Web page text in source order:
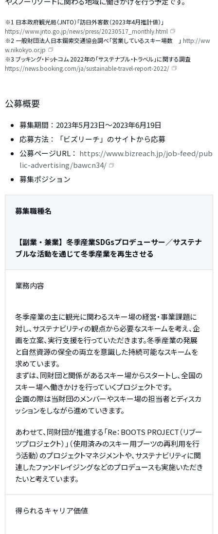
※1 日本政府観光局（JNTO）「訪日外客数（2023年4月推計値）」
https://www.jnto.go.jp/news/press/20230517_monthly.html
※2 一般財団法人日本鋼索交通協会調べ「営業しているスキー場数 」 http://ww
w.nikokyo.or.jp
※3 ブッキング・ドットコム 2022年の「サステナブル・トラベル」に関する調査
https://news.booking.com/ja/sustainable-travel-report-2022/
公募概要
募集期間：2023年5月23日～2023年6月19日
応募方法：「ビズリーチ」のサイトから応募
公募ページURL： https://www.bizreach.jp/job-feed/pub
lic-advertising/bawcn34/
募集ポジション
募集職種名
【副業・兼業】冬季産業SDGsプロデューサー／サステナ
ブルな活動を通じて冬季産業を再生させる
業務内容
冬季産業の主に観光に関わるスキー場の経営・事業課題に
対し、サステナビリティの観点から必要なスキームを考え、企
画を立案、実行支援を行っていただきます。冬季産業の発展
と自然資源の保全の両立を意識した持続可能なスキームを
求めています。
まずは、同財団と関係があるスキー場からスタートし、全国の
スキー場へ働きかけを行っていくプロジェクトです。
企画の際は当財団のメンバーやスキー場の担当者とディスカ
ッションをしながら進めていきます。
あわせて、同財団が推進する「Re：BOOTS PROJECT（リブー
ツプロジェクト）」（使用済みのスキー用ブーツの再利用を行
う活動）のプロジェクトマネジメントや、サステナビリティに関
連したファンドレイジングなどのプロデュースも実施いただき
たいと考えています。
得られるキャリア価値